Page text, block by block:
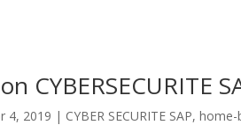
CYBERSECURITE
4, 2019 | CYBER SECURITE SAP, home-